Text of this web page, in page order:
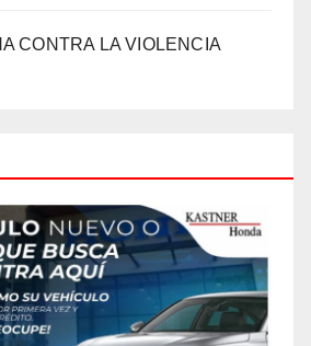
CONTRA LA VIOLENCIA